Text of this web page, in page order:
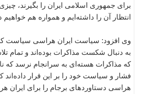
برای جمهوری اسلامی ایران را بگیرند،
انتظار آن را داشته‌ایم و همواره هم
وی افزود: سیاست ایران هراسی سیاست
به دنبال شکست مذاکرات بوده‌اند و تمام
که مذاکرات هسته‌ای به سرانجام نرسد که
فشار و سیاست خود را بر این قرار داده‌اند که
هراسی دستاوردهای برجام را برای ایران